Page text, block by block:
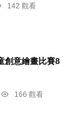
142 觀看
創意繪畫比賽8
166 觀看